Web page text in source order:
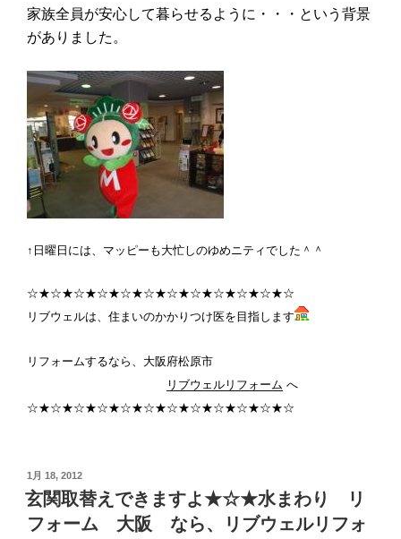
家族全員が安心して暮らせるように・・・という背景
がありました。
↑日曜日には、マッピーも大忙しのゆめニティでした＾＾
☆★☆★☆★☆★☆★☆★☆★☆★☆★☆★☆★☆
リブウェルは、住まいのかかりつけ医を目指します
リフォームするなら、大阪府松原市
リブウェルリフォーム へ
☆★☆★☆★☆★☆★☆★☆★☆★☆★☆★☆★☆
投
稿
日:
1月 18, 2012
玄関取替えできますよ★☆★水まわり リ
フォーム 大阪 なら、リブウェルリフォ